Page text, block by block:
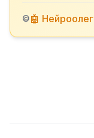
©🤖 Нейроолег